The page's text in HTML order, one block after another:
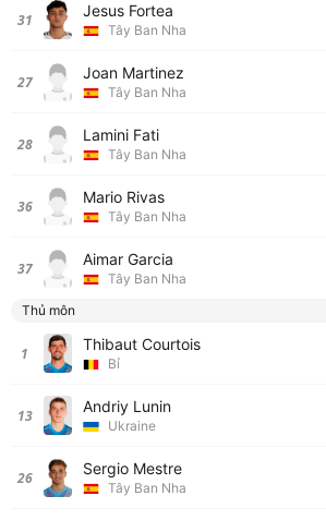
31 Jesus Fortea
Tây Ban Nha
27 Joan Martinez
Tây Ban Nha
28 Lamini Fati
Tây Ban Nha
36 Mario Rivas
Tây Ban Nha
37 Aimar Garcia
Tây Ban Nha
Thủ môn
1 Thibaut Courtois
Bỉ
13 Andriy Lunin
Ukraine
26 Sergio Mestre
Tây Ban Nha